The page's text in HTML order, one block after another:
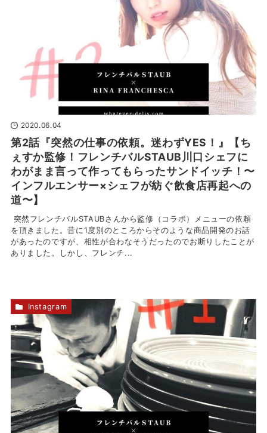
2020.06.04
第2話『突然の仕事の依頼。迷わずYES！』【ち
ぇすか監修！フレンチバルSTAUB川口シェフに
わがまま言って作ってもらったサンドイッチ！〜
インフルエンサー×シェフが紡ぐ飲食店再起への
道〜】
突然フレンチバルSTAUBさんから監修（コラボ）メニューの依頼
を頂きました。昔に1度別のところからそのような商品開発のお話
があったのですが、相性が合わなそうだったのでお断りしたことが
ありました。しかし、フレンチ...
Instagram